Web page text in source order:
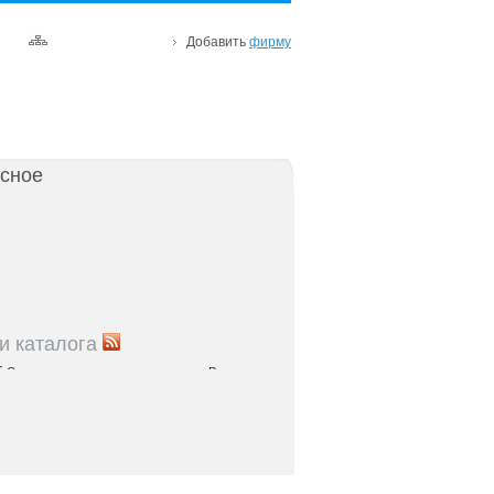
Добавить фирму
каталога
Список рынков и торговых центров Ростова и